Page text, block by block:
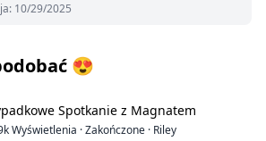
: 10/29/2025
😍
Spotkanie z Magnatem
Wyświetlenia ·Zakończone · Riley